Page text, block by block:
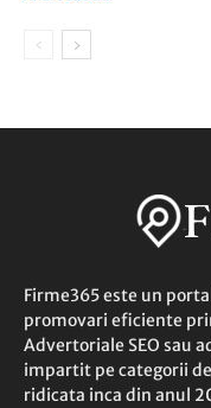
Firme365 este un
promovari eficiente
Advertoriale SEO sau
impartit pe categorii
ridicata inca din anul